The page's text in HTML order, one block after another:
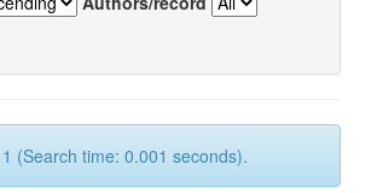
(Search time: 0.001 seconds).